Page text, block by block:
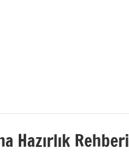
Hazırlık Rehberi